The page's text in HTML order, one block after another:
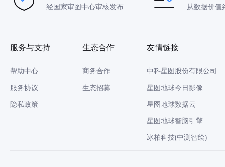
经国家审图中心审核发布 从数据价值
服务与支持
帮助中心
服务协议
隐私政策
生态合作
商务合作
生态招募
友情链接
中科星图股份有限公司
星图地球今日影像
星图地球数据云
星图地球智脑引擎
冰柏科技(中测智绘)